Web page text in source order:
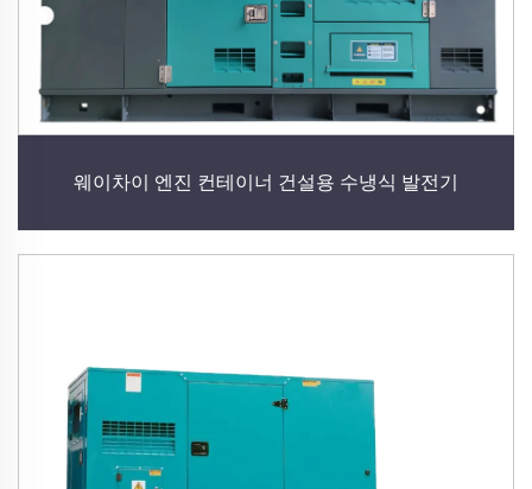
웨이차이 엔진 컨테이너 건설용 수냉식 발전기